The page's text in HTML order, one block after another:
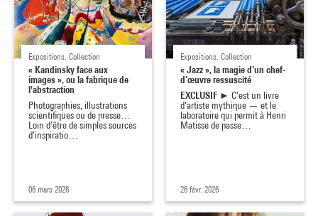
Expositions, Collection
« Kandinsky face aux
images », ou la fabrique de
l'abstraction
Photographies, illustrations
scientifiques ou de presse…
Loin d’être de simples sources
d’inspiratio…
06 mars 2026
Expositions, Collection
« Jazz », la magie d’un chef-
d’œuvre ressuscité
EXCLUSIF ► C’est un livre
d’artiste mythique — et le
laboratoire qui permit à Henri
Matisse de passe…
26 févr. 2026